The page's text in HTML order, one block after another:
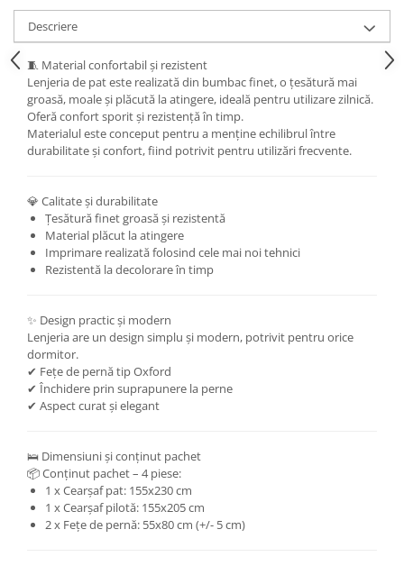
Descriere
🧵 Material confortabil și rezistent
Lenjeria de pat este realizată din bumbac finet, o țesătură mai
groasă, moale și plăcută la atingere, ideală pentru utilizare zilnică.
Oferă confort sporit și rezistență în timp.
Materialul este conceput pentru a menține echilibrul între
durabilitate și confort, fiind potrivit pentru utilizări frecvente.
💎 Calitate și durabilitate
Țesătură finet groasă și rezistentă
Material plăcut la atingere
Imprimare realizată folosind cele mai noi tehnici
Rezistentă la decolorare în timp
✨ Design practic și modern
Lenjeria are un design simplu și modern, potrivit pentru orice
dormitor.
✔ Fețe de pernă tip Oxford
✔ Închidere prin suprapunere la perne
✔ Aspect curat și elegant
🛌 Dimensiuni și conținut pachet
📦 Conținut pachet – 4 piese:
1 x Cearșaf pat: 155x230 cm
1 x Cearșaf pilotă: 155x205 cm
2 x Fețe de pernă: 55x80 cm (+/- 5 cm)